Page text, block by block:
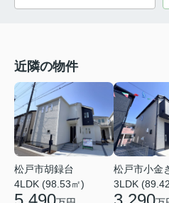
近隣の物件
松戸市胡録台
4LDK (98.53㎡)
松戸市小金
3LDK